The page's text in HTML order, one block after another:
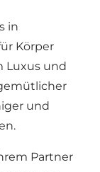
in
Körper
Luxus und
und
Partner